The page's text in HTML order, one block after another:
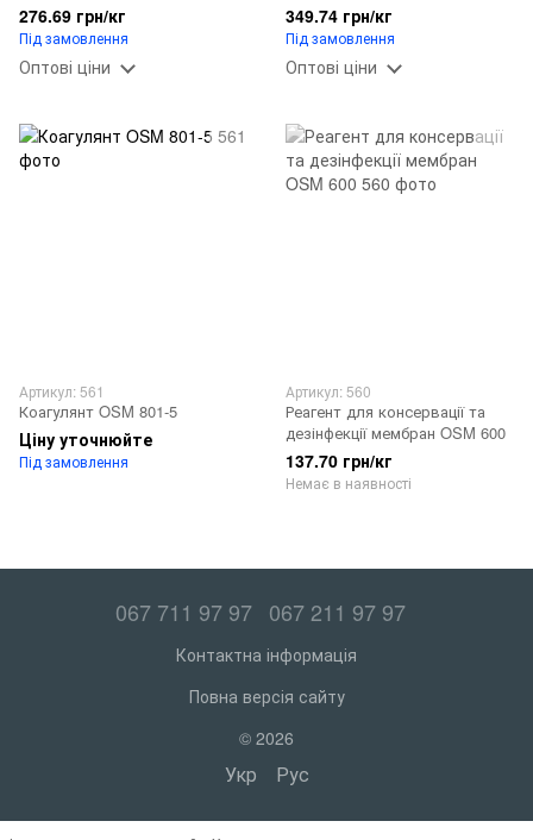
276.69 грн/кг
Під замовлення
Оптові ціни
349.74 грн/кг
Під замовлення
Оптові ціни
Артикул: 561
Коагулянт OSM 801-5
Ціну уточнюйте
Під замовлення
Артикул: 560
Реагент для консервації та
дезінфекції мембран OSM 600
137.70 грн/кг
Немає в наявності
067 711 97 97 067 211 97 97
Контактна інформація
Повна версія сайту
© 2026
Укр Рус